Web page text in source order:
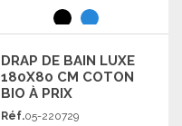
DRAP DE BAIN LUXE
180X80 CM COTON
BIO À PRIX
GROSSISTE
Réf.05-220729